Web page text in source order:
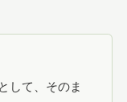
して、そのま